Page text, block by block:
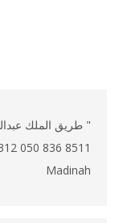
" طريق الملك
050 836 8511"
Madinah